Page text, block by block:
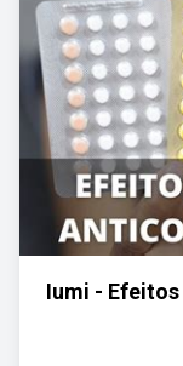
Iumi -